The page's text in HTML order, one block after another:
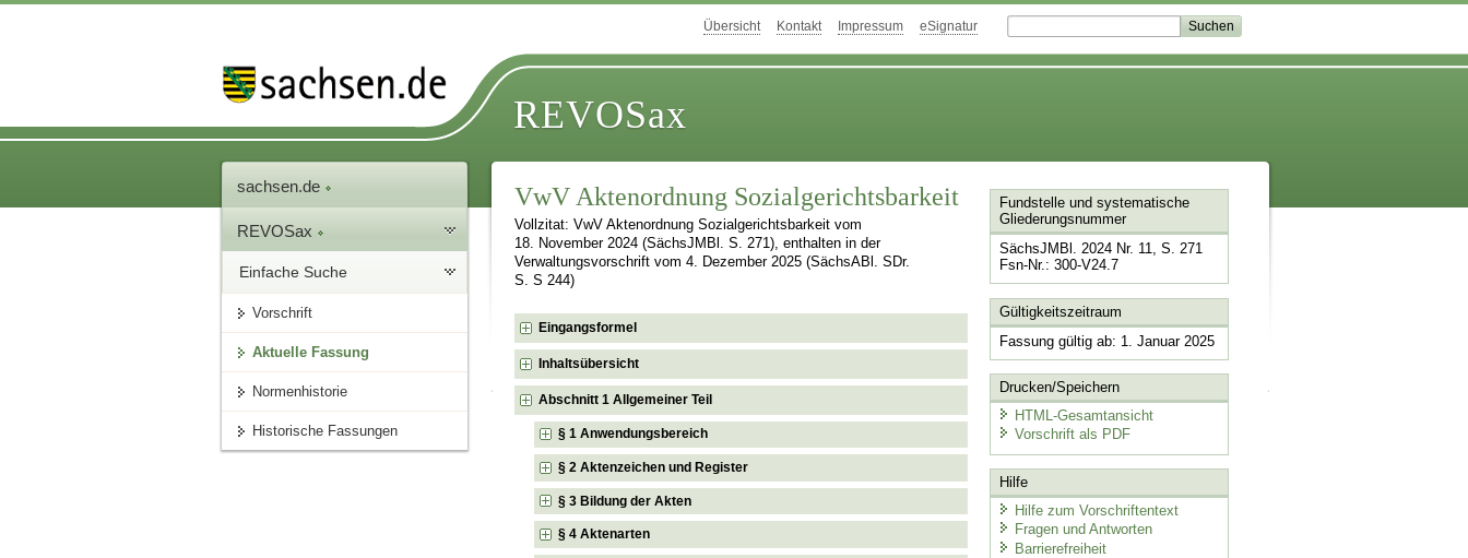
Übersicht Kontakt Impressum eSignatur
REVOSax
sachsen.de
REVOSax
Einfache Suche
Vorschrift
Aktuelle Fassung
Normenhistorie
Historische Fassungen
VwV Aktenordnung Sozialgerichtsbarkeit
Vollzitat: VwV Aktenordnung Sozialgerichtsbarkeit vom
18. November 2024 (SächsJMBl. S. 271), enthalten in der
Verwaltungsvorschrift vom 4. Dezember 2025 (SächsABl. SDr.
S. S 244)
Eingangsformel
Inhaltsübersicht
Abschnitt 1 Allgemeiner Teil
§ 1 Anwendungsbereich
§ 2 Aktenzeichen und Register
§ 3 Bildung der Akten
§ 4 Aktenarten
Fundstelle und systematische
Gliederungsnummer
SächsJMBl. 2024 Nr. 11, S. 271
Fsn-Nr.: 300-V24.7
Gültigkeitszeitraum
Fassung gültig ab: 1. Januar 2025
Drucken/Speichern
HTML-Gesamtansicht
Vorschrift als PDF
Hilfe
Hilfe zum Vorschriftentext
Fragen und Antworten
Barrierefreiheit